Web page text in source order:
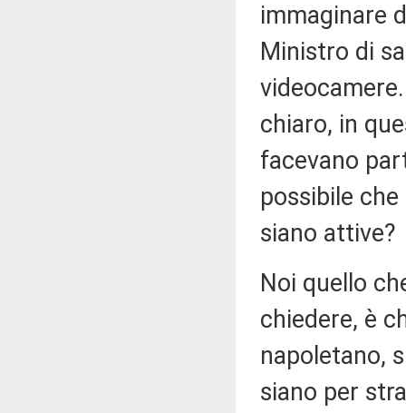
immaginare
Ministro di
chiaro, in
facevano
possibile
siano attive?
Noi quello
chiedere, è
napoletano,
siano per